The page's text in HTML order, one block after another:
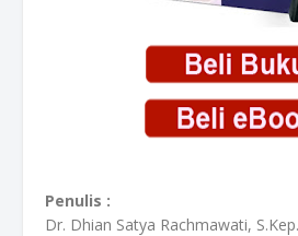
Penulis :
Dr. Dhian Satya Rachmawati,